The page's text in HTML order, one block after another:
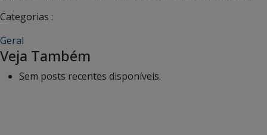
Categorias :
Geral
Veja Também
Sem posts recentes disponíveis.